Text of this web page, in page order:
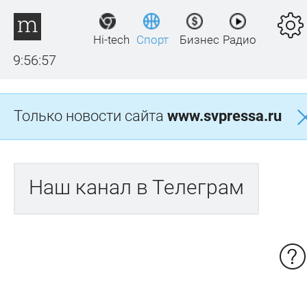
9:56:57
Hi-tech Спорт Бизнес Радио
Только новости сайта www.svpressa.ru
Наш канал в Телеграм